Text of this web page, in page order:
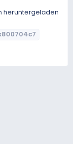
heruntergeladen